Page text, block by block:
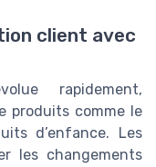
client avec
rapidement,
produits comme le
d’enfance. Les
les changements